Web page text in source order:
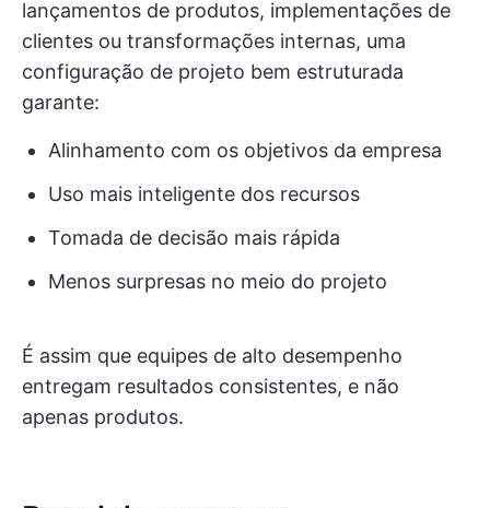
lançamentos de produtos, implementações de
clientes ou transformações internas, uma
configuração de projeto bem estruturada
garante:
Alinhamento com os objetivos da empresa
Uso mais inteligente dos recursos
Tomada de decisão mais rápida
Menos surpresas no meio do projeto
É assim que equipes de alto desempenho
entregam resultados consistentes, e não
apenas produtos.